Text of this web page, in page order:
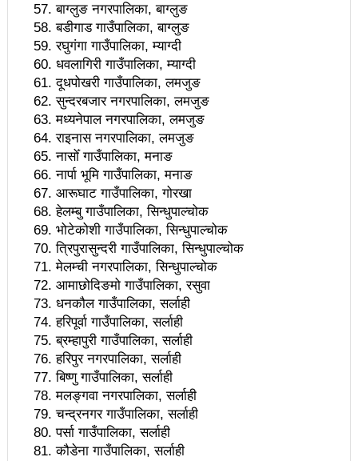
प्रचण्ड
कविता- म हैन भने
आवश्यकता मिडिया साक्षरताको
३ महिनामा प्रेस स्वतन्त्रता हननका १३ घटना
काउन्सिलद्वारा ४ वटा सञ्चार माध्यमको कालोसूची फुकुवा, ३
वटा सूचीकरणबाट हटे
इन्द्रेश्वर युवा समाजद्वारा बेलकोटगढीका ५ विद्यालयमा छात्रवृत्ति
वितरण
भरतपुरको मुख्य सडकमा भएको भूमिगत विद्युतिकरणको ब्रेकथ्रु
सकियो चितवन महोत्सव : ५ लाख सहभागि, ३० करोडको
कारोबार
बाघले झम्टिँदा मोटरसाइकलमा सवार दुई जना घाइते
टोखामा कर्जा सदुपयोगिता सम्बन्धी अन्तरक्रिया
एकाबिहानै चीनमा भुकम्पः नेपालमा कडा धक्का महसुस
बिद्यार्थीलाई चलचित्र सिकाउँदै बागमती प्रदेश सरकार
भोलि चितवनमा माओवादीको विशाल सभा: प्रचण्डले सम्बोधन
बाग्लुङ नगरपालिका, बाग्लुङ
बडीगाड गाउँपालिका, बाग्लुङ
रघुगंगा गाउँपालिका, म्याग्दी
धवलागिरी गाउँपालिका, म्याग्दी
दूधपोखरी गाउँपालिका, लमजुङ
सुन्दरबजार नगरपालिका, लमजुङ
मध्यनेपाल नगरपालिका, लमजुङ
राइनास नगरपालिका, लमजुङ
नासोँ गाउँपालिका, मनाङ
नार्पा भूमि गाउँपालिका, मनाङ
आरूघाट गाउँपालिका, गोरखा
हेलम्बु गाउँपालिका, सिन्धुपाल्चोक
भोटेकोशी गाउँपालिका, सिन्धुपाल्चोक
त्रिपुरासुन्दरी गाउँपालिका, सिन्धुपाल्चोक
मेलम्ची नगरपालिका, सिन्धुपाल्चोक
आमाछोदिङमो गाउँपालिका, रसुवा
धनकौल गाउँपालिका, सर्लाही
हरिपूर्वा गाउँपालिका, सर्लाही
ब्रम्हापुरी गाउँपालिका, सर्लाही
हरिपुर नगरपालिका, सर्लाही
बिष्णु गाउँपालिका, सर्लाही
मलङ्गवा नगरपालिका, सर्लाही
चन्द्रनगर गाउँपालिका, सर्लाही
पर्सा गाउँपालिका, सर्लाही
कौडेना गाउँपालिका, सर्लाही